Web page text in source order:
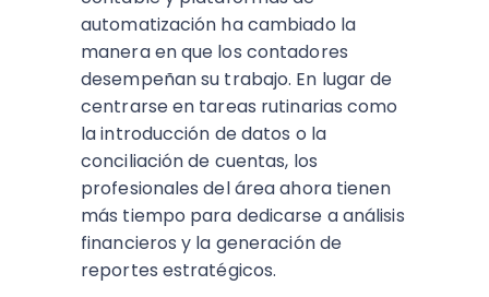
automatización ha cambiado la
manera en que los contadores
desempeñan su trabajo. En lugar de
centrarse en tareas rutinarias como
la introducción de datos o la
conciliación de cuentas, los
profesionales del área ahora tienen
más tiempo para dedicarse a análisis
financieros y la generación de
reportes estratégicos.